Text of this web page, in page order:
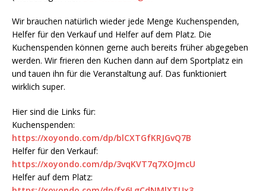
Wir brauchen natürlich wieder jede Menge Kuchenspenden,
Helfer für den Verkauf und Helfer auf dem Platz. Die
Kuchenspenden können gerne auch bereits früher abgegeben
werden. Wir frieren den Kuchen dann auf dem Sportplatz ein
und tauen ihn für die Veranstaltung auf. Das funktioniert
wirklich super.
Hier sind die Links für:
Kuchenspenden:
https://xoyondo.com/dp/blCXTGfKRJGvQ7B
Helfer für den Verkauf:
https://xoyondo.com/dp/3vqKVT7q7XOJmcU
Helfer auf dem Platz: